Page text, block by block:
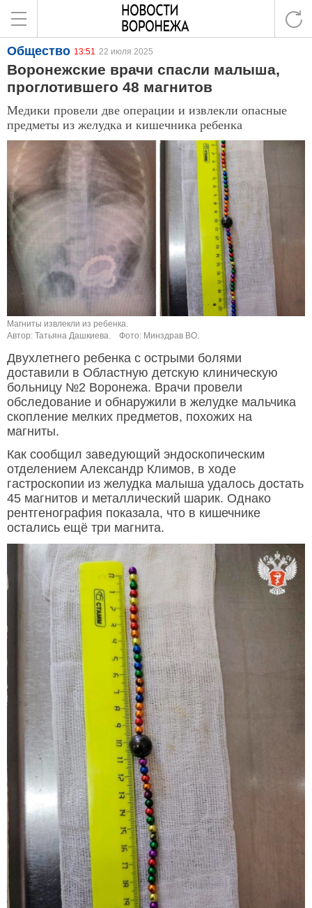
Общество 13:51 22 июля 2025
Воронежские врачи спасли малыша,
проглотившего 48 магнитов
Медики провели две операции и извлекли опасные
предметы из желудка и кишечника ребенка
Магниты извлекли из ребенка.
Автор: Татьяна Дашкиева.
Фото: Минздрав ВО.
Двухлетнего ребенка с острыми болями
доставили в Областную детскую клиническую
больницу №2 Воронежа. Врачи провели
обследование и обнаружили в желудке мальчика
скопление мелких предметов, похожих на
магниты.
Как сообщил заведующий эндоскопическим
отделением Александр Климов, в ходе
гастроскопии из желудка малыша удалось достать
45 магнитов и металлический шарик. Однако
рентгенография показала, что в кишечнике
остались ещё три магнита.